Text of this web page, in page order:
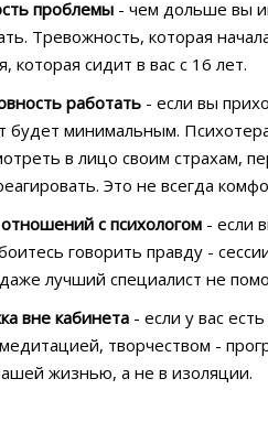
проблемы - чем дольше вы
Тревожность, которая
которая сидит в вас с 16 лет.
работать - если вы
будет минимальным.
в лицо своим страхам,
Это не всегда
с психологом - если
говорить правду -
лучший специалист не
вне кабинета - если у вас
творчеством -
жизнью, а не в изоляции.